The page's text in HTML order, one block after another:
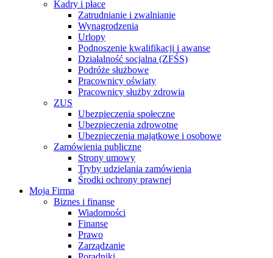
Kadry i płace
Zatrudnianie i zwalnianie
Wynagrodzenia
Urlopy
Podnoszenie kwalifikacji i awanse
Działalność socjalna (ZFŚS)
Podróże służbowe
Pracownicy oświaty
Pracownicy służby zdrowia
ZUS
Ubezpieczenia społeczne
Ubezpieczenia zdrowotne
Ubezpieczenia majątkowe i osobowe
Zamówienia publiczne
Strony umowy
Tryby udzielania zamówienia
Środki ochrony prawnej
Moja Firma
Biznes i finanse
Wiadomości
Finanse
Prawo
Zarządzanie